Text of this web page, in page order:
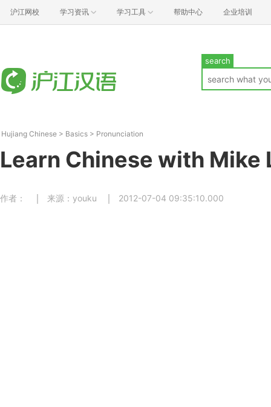
沪江网校 学习资讯 学习工具 帮助中心 企业培训
search
Hujiang Chinese > Basics > Pronunciation
Learn Chinese with Mike
作者： 来源：youku 2012-07-04 09:35:10.000